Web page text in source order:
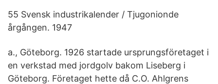
55 Svensk industrikalender / Tjugonionde
årgången. 1947
a., Göteborg. 1926 startade ursprungsföretaget i
en verkstad med jordgolv bakom Liseberg i
Göteborg. Företaget hette då C.O. Ahlgrens